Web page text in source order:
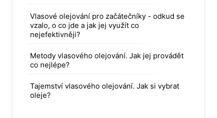
Vlasové olejování pro začátečníky - odkud se
vzalo, o co jde a jak jej využít co
nejefektivněji?
Metody vlasového olejování. Jak jej provádět
co nejlépe?
Tajemství vlasového olejování. Jak si vybrat
oleje?